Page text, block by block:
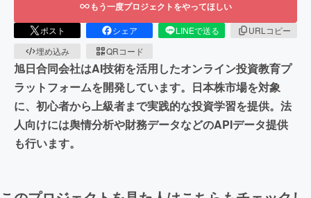
もう一度プロジェクトをやってほしい
ポスト シェア LINEで送る
URLコピー
埋め込み
QRコード
旭日合同会社はAI技術を活用したオンライン投資教育プ
ラットフォームを開発しています。日本株市場を対象
に、初心者から上級者まで実践的な投資学習を提供。法
人向けには舆情分析や財務データなどのAPIデータ提供
も行います。